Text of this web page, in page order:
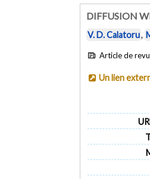
DIFFUSION
V. D. Calatoru,
Article de
Un lien